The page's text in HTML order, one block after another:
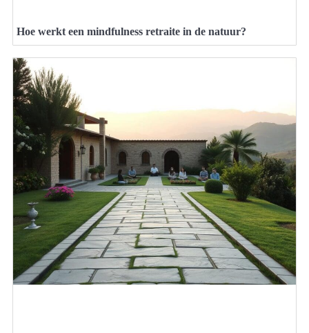
Hoe werkt een mindfulness retraite in de natuur?